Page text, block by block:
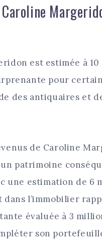
est estimée à 10
pour
des antiquaires et
de Caroline
patrimoine
une estimation de 6
l’immobilier
évaluée à 3
son